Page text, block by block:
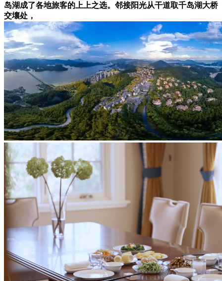
岛湖成了各地旅客的上上之选。邻接阳光从干道取千岛湖大桥
交壤处，